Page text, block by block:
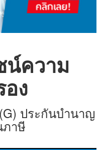
น์ความ
ง
ประกันบำนาญ
าษี